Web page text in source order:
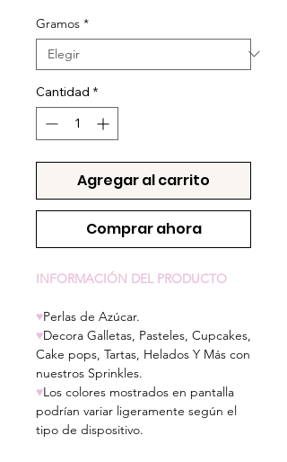
Gramos *
Cantidad *
Agregar al carrito
Comprar ahora
INFORMACIÓN DEL PRODUCTO
♥Perlas de Azúcar.
♥Decora Galletas, Pasteles, Cupcakes,
Cake pops, Tartas, Helados Y Más con
nuestros Sprinkles.
♥Los colores mostrados en pantalla
podrían variar ligeramente según el
tipo de dispositivo.